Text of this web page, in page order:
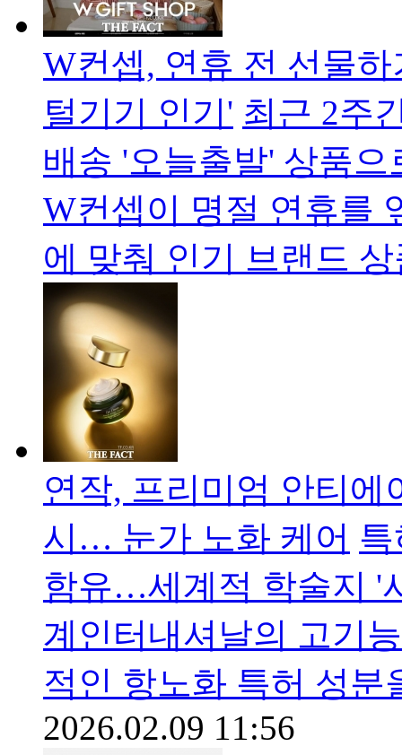
W컨셉, 연휴 전 선물
털기기 인기' 최근 2주
배송 '오늘출발' 상품
W컨셉이 명절 연휴를
에 맞춰 인기 브랜드
연작, 프리미엄 안티에
시… 눈가 노화 케어
함유…세계적 학술지 '
계인터내셔날의 고기
적인 항노화 특허 성분
2026.02.09 11:56